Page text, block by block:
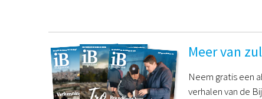
Meer van
Neem gratis een
verhalen van de